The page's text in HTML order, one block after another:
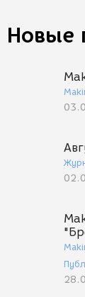
Новые